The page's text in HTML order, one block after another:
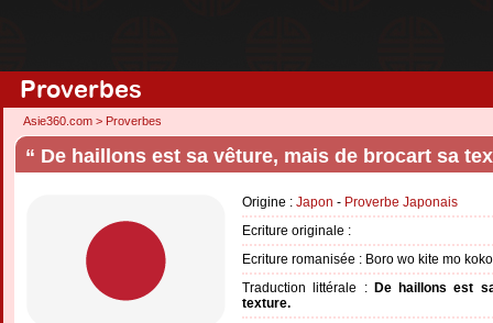
Proverbes
Asie360.com > Proverbes
“ De haillons est sa vêture, mais de brocart sa
Origine : Japon - Proverbe Japonais
Ecriture originale :
Ecriture romanisée : Boro wo kite mo
Traduction littérale : De haillons est
texture.